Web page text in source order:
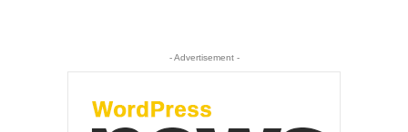
- Advertisement -